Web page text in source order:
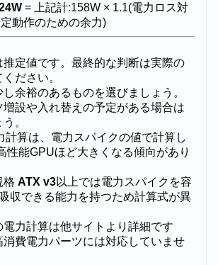
= 上記計:158W × 1.1(電力ロス対
動作のための余力)
定値です。最終的な判断は実際の
ださい。
余裕のあるものを選びましょう。
設や入れ替えの予定がある場合は
。
算は、電力スパイクの値で計算し
性能GPUほど大きくなる傾向があり
ATX v3以上では電力スパイクを容
収できる能力を持つため計算式が異
力計算は他サイトより詳細です
消費電力パーツには対応していませ